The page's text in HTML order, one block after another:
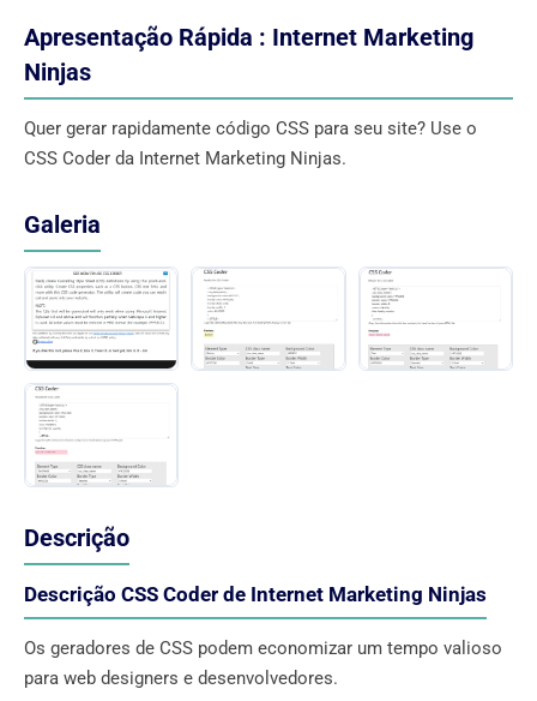
Apresentação Rápida : Internet Marketing
Ninjas
Quer gerar rapidamente código CSS para seu site? Use o
CSS Coder da Internet Marketing Ninjas.
Galeria
Descrição
Descrição CSS Coder de Internet Marketing Ninjas
Os geradores de CSS podem economizar um tempo valioso
para web designers e desenvolvedores.